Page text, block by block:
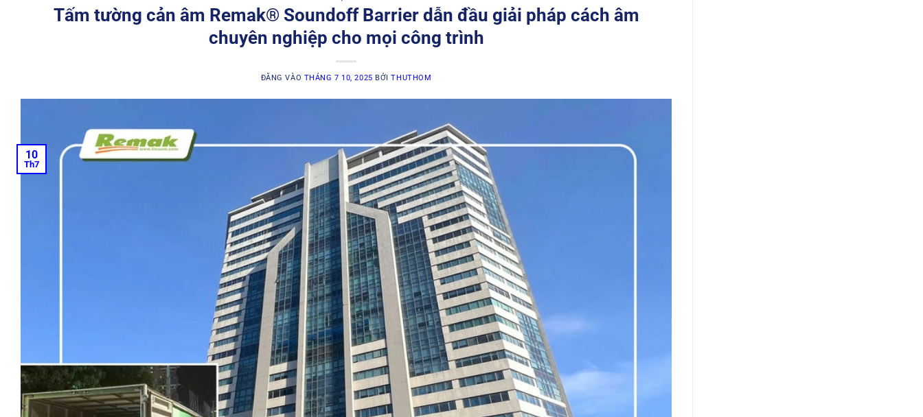
Tấm tường cản âm Remak® Soundoff Barrier dẫn đầu giải pháp cách âm
chuyên nghiệp cho mọi công trình
ĐĂNG VÀO THÁNG 7 10, 2025 BỞITHUTHOM
10
Th7